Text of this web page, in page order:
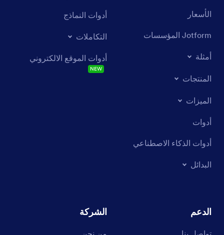
الأسعار
Jotform المؤسسات
أمثلة
المنتجات
الميزات
أدوات
أدوات الذكاء الاصطناعي
البدائل
أدوات النماذج
التكاملات
أدوات الموقع الالكتروني
NEW
الدعم الشركة